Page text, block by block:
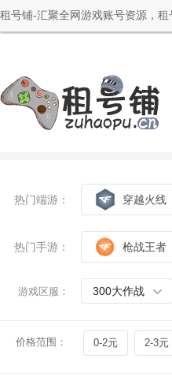
租号铺-汇聚全网游戏账号资源，
热门端游： 穿越火线
热门手游： 枪战王者
游戏区服： 300大作战
价格范围： 0-2元 2-3元